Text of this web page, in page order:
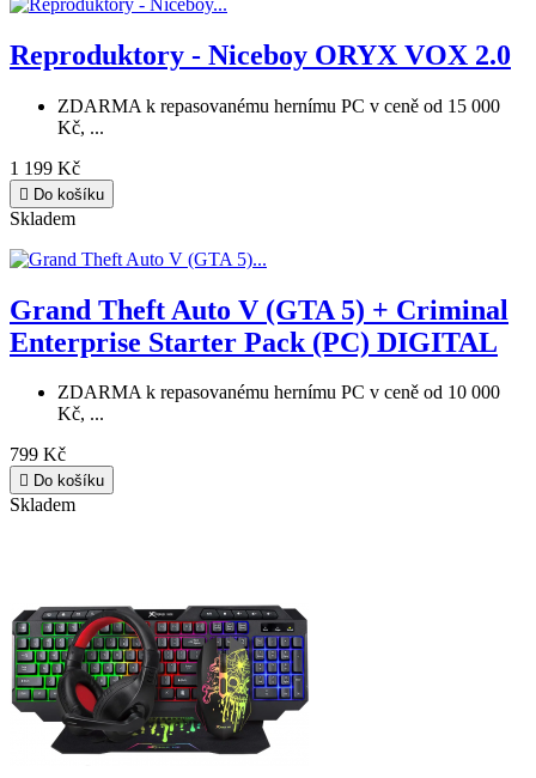
Reproduktory - Niceboy ORYX VOX 2.0
ZDARMA k repasovanému hernímu PC v ceně od 15 000
Kč, ...
1 199 Kč
 Do košíku
Skladem
Grand Theft Auto V (GTA 5) + Criminal
Enterprise Starter Pack (PC) DIGITAL
ZDARMA k repasovanému hernímu PC v ceně od 10 000
Kč, ...
799 Kč
 Do košíku
Skladem